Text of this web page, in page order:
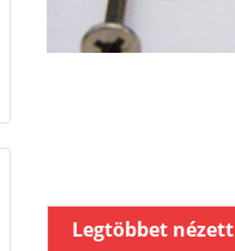
Legtöbbet nézett